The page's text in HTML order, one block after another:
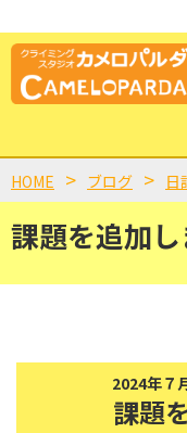
課題を追加
HOME ブログ 日
2024年７
課題